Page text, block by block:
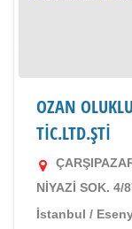
OZAN
TİC.LTD.ŞTİ
NİYAZİ SOK. 4/
İstanbul /